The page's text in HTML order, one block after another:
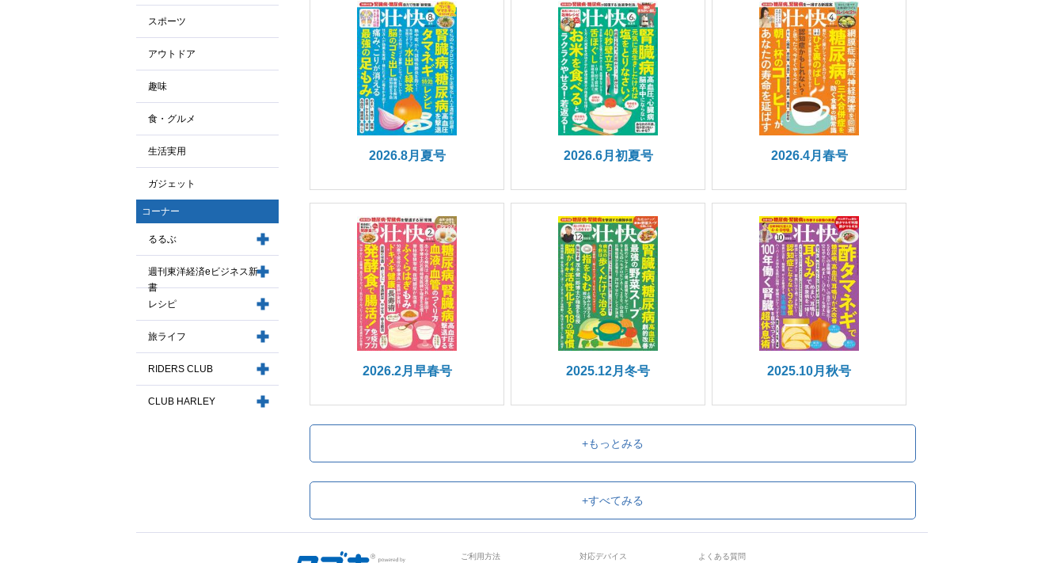
スポーツ
アウトドア
趣味
食・グルメ
生活実用
ガジェット
コーナー
るるぶ
週刊東洋経済eビジネス新
書
レシピ
旅ライフ
RIDERS CLUB
CLUB HARLEY
2026.8月夏号 2026.6月初夏号 2026.4月春号
2026.2月早春号 2025.12月冬号 2025.10月秋号
+もっとみる
+すべてみる
ご利用方法 対応デバイス よくある質問